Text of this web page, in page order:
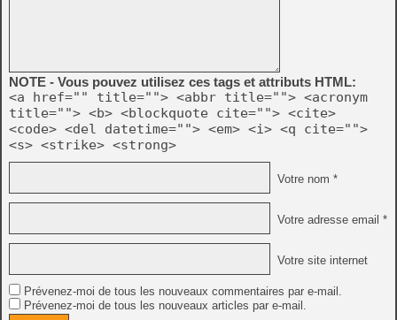
NOTE - Vous pouvez utilisez ces tags et attributs HTML:
<a href="" title=""> <abbr title=""> <acronym
title=""> <b> <blockquote cite=""> <cite>
<code> <del datetime=""> <em> <i> <q cite="">
<s> <strike> <strong>
Votre nom *
Votre adresse email *
Votre site internet
Prévenez-moi de tous les nouveaux commentaires par e-mail.
Prévenez-moi de tous les nouveaux articles par e-mail.